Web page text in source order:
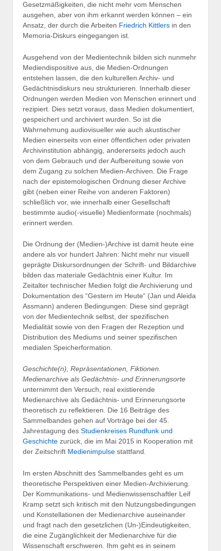
Gesetzmäßigkeiten, die nicht mehr vom Menschen
ausgehen, aber von ihm erkannt werden können – ein
Ansatz, der durch die Arbeiten Friedrich Kittlers in den
Memoria-Diskurs eingegangen ist.
Ausgehend von der Medientechnik bilden sich nunmehr
Mediendispositive aus, die Medien-Ordnungen
entstehen lassen, die den kulturellen Archiv- und
Gedächtnisdiskurs neu strukturieren. Innerhalb dieser
Ordnungen werden Medien von Menschen erinnert und
rezipiert. Dies setzt voraus, dass Medien dokumentiert,
gespeichert und archiviert wurden. So ist die
Wahrnehmung audiovisueller wie auch akustischer
Medien einerseits von einer öffentlichen oder privaten
Archivinstitution abhängig, andererseits jedoch auch
von dem Gebrauch und der Aufbereitung sowie von
dem Zugang zu solchen Medien-Archiven. Die Frage
nach der epistemologischen Ordnung dieser Archive
gibt (neben einer Reihe von anderen Faktoren)
schließlich vor, wie innerhalb einer Gesellschaft
bestimmte audio(-visuelle) Medienformate (nochmals)
erinnert werden.
Die Ordnung der (Medien-)Archive ist damit heute eine
andere als vor hundert Jahren: Nicht mehr nur visuell
geprägte Diskursordnungen der Schrift- und Bildarchive
bilden das materiale Gedächtnis einer Kultur. Im
Zeitalter technischer Medien folgt die Archivierung und
Dokumentation des “Gestern im Heute“ (Jan und Aleida
Assmann) anderen Bedingungen: Diese sind geprägt
von der Medientechnik selbst, der spezifischen
Medialität sowie von den Fragen der Rezeption und
Distribution des Mediums und seiner spezifischen
medialen Speicherformation.
Geschichte(n), Repräsentationen, Fiktionen.
Medienarchive als Gedächtnis- und Erinnerungsorte
unternimmt den Versuch, real existierende
Medienarchive als Gedächtnis- und Erinnerungsorte
theoretisch zu reflektieren. Die 16 Beiträge des
Sammelbandes gehen auf Vorträge bei der 45.
Jahrestagung des Studienkreises Rundfunk und
Geschichte zurück, die im Mai 2015 in Kooperation mit
der Zeitschrift Medienimpulse stattfand.
Im ersten Abschnitt des Sammelbandes geht es um
theoretische Perspektiven einer Medien-Archivierung.
Der Kommunikations- und Medienwissenschaftler Leif
Kramp setzt sich kritisch mit den Nutzungsbedingungen
und Konstellationen der Medienarchive auseinander
und fragt nach den gesetzlichen (Un-)Eindeutigkeiten,
die eine Zugänglichkeit der Medienarchive für die
Wissenschaft erschweren. Ihm geht es in seinem